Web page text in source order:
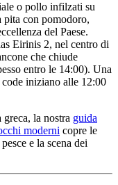
o pollo infilzati su
con pomodoro,
del Paese.
Eirinis 2, nel centro di
che chiude
entro le 14:00). Una
iniziano alle 12:00
la nostra guida
moderni copre le
e la scena dei